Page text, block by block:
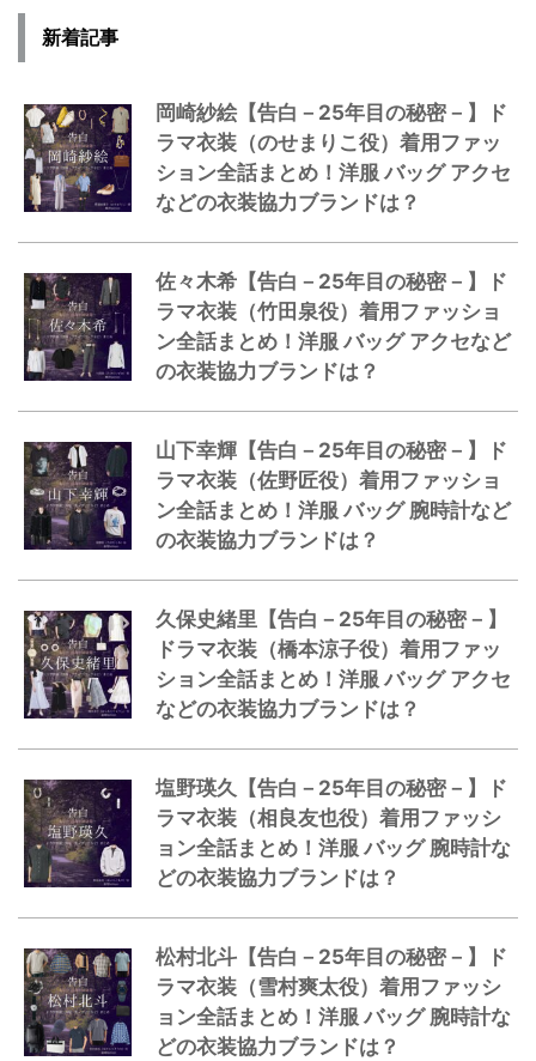
新着記事
岡崎紗絵【告白－25年目の秘密－】ド
ラマ衣装（のせまりこ役）着用ファッ
ション全話まとめ！洋服 バッグ アクセ
などの衣装協力ブランドは？
佐々木希【告白－25年目の秘密－】ド
ラマ衣装（竹田泉役）着用ファッショ
ン全話まとめ！洋服 バッグ アクセなど
の衣装協力ブランドは？
山下幸輝【告白－25年目の秘密－】ド
ラマ衣装（佐野匠役）着用ファッショ
ン全話まとめ！洋服 バッグ 腕時計など
の衣装協力ブランドは？
久保史緒里【告白－25年目の秘密－】
ドラマ衣装（橋本涼子役）着用ファッ
ション全話まとめ！洋服 バッグ アクセ
などの衣装協力ブランドは？
塩野瑛久【告白－25年目の秘密－】ド
ラマ衣装（相良友也役）着用ファッシ
ョン全話まとめ！洋服 バッグ 腕時計な
どの衣装協力ブランドは？
松村北斗【告白－25年目の秘密－】ド
ラマ衣装（雪村爽太役）着用ファッシ
ョン全話まとめ！洋服 バッグ 腕時計な
どの衣装協力ブランドは？